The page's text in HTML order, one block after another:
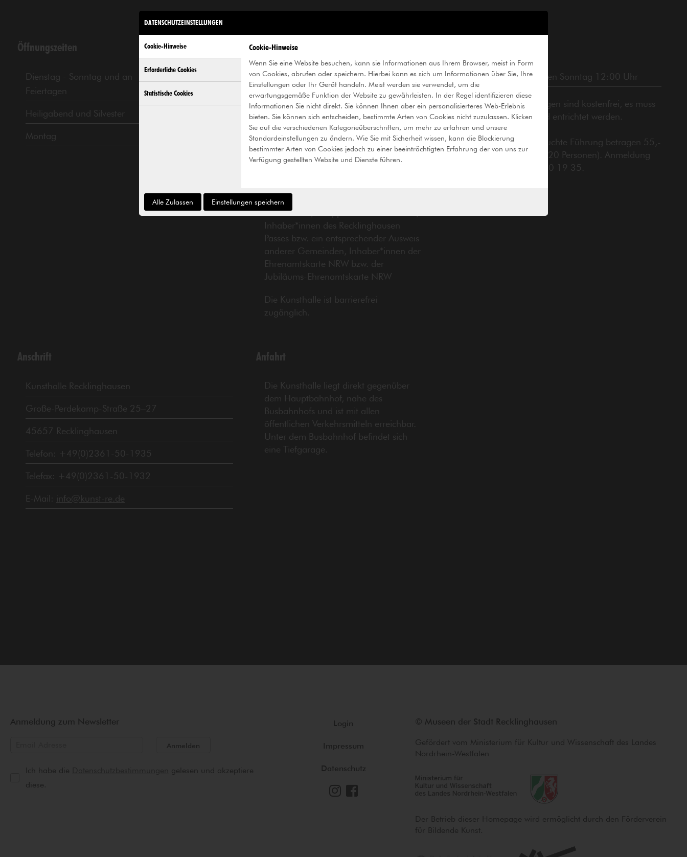
Öffnungszeiten
Dienstag - Sonntag und an
Feiertagen
11 bis 18 Uhr
Heiligabend und Silvester
Montag
Preise
Normal 5 €
Ermäßigt* 2,50 €
Kinder unter 14
Jahren
frei
Samstags
Pay-what-you-
* Schüler*innen, Auszubildende,
Studierende, Gruppen ab 10 Personen,
Inhaber*innen des Recklinghausen
Passes bzw. ein entsprechender Ausweis
anderer Gemeinden, Inhaber*innen der
Ehrenamtskarte NRW bzw. der
Jubiläums-Ehrenamtskarte NRW
Die Kunsthalle ist barrierefrei
zugänglich.
Öffentliche Führung jeden Sonntag 12:00 Uhr
Die öffentlichen Führungen sind kostenfrei, es muss
lediglich das Eintrittsgeld entrichtet werden.
Die Kosten für eine gebuchte Führung betragen 55,-
Euro pro Gruppe (max. 20 Personen). Anmeldung
unter Telefon (02361) 50 19 35.
Anschrift
Kunsthalle Recklinghausen
Große-Perdekamp-Straße 25–27
45657 Recklinghausen
Telefon: +49(0)2361-50-1935
Telefax: +49(0)2361-50-1932
E-Mail: info@kunst-re.de
Anfahrt
Die Kunsthalle liegt direkt gegenüber
dem Hauptbahnhof, nahe des
Busbahnhofs und ist mit allen
öffentlichen Verkehrsmitteln erreichbar.
Unter dem Busbahnhof befindet sich
eine Tiefgarage.
Anmeldung zum Newsletter
Anmelden
Ich habe die
gelesen und akzeptiere
diese.
Login
Impressum
Datenschutz
© Museen der Stadt Recklinghausen
Gefördert vom Ministerium für Kultur und Wissenschaft des Landes
Nordrhein-Westfalen
Der Betrieb dieser Homepage wird ermöglicht durch den Förderverein
für Bildende Kunst.
DATENSCHUTZEINSTELLUNGEN
Cookie-Hinweise
Erforderliche Cookies
Statistische Cookies
Cookie-Hinweise
Wenn Sie eine Website besuchen, kann sie Informationen aus Ihrem Browser, meist in Form
von Cookies, abrufen oder speichern. Hierbei kann es sich um Informationen über Sie, Ihre
Einstellungen oder Ihr Gerät handeln. Meist werden sie verwendet, um die
erwartungsgemäße Funktion der Website zu gewährleisten. In der Regel identifizieren diese
Informationen Sie nicht direkt. Sie können Ihnen aber ein personalisierteres Web-Erlebnis
bieten. Sie können sich entscheiden, bestimmte Arten von Cookies nicht zuzulassen. Klicken
Sie auf die verschiedenen Kategorieüberschriften, um mehr zu erfahren und unsere
Standardeinstellungen zu ändern. Wie Sie mit Sicherheit wissen, kann die Blockierung
bestimmter Arten von Cookies jedoch zu einer beeinträchtigten Erfahrung der von uns zur
Verfügung gestellten Website und Dienste führen.
Alle Zulassen Einstellungen speichern